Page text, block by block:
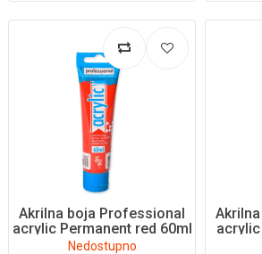
Akrilna boja Professional
acrylic Permanent red 60ml
Nedostupno